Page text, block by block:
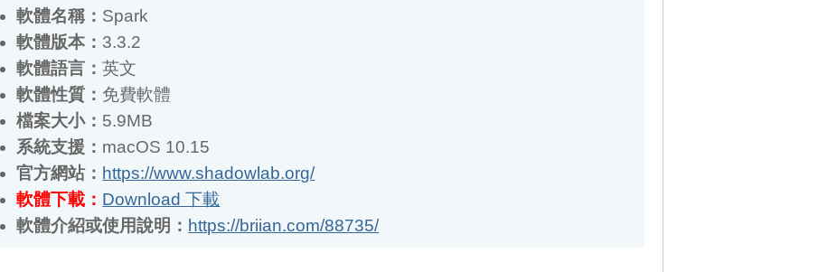
軟體版本：3.3.2
軟體語言：英文
軟體性質：免費軟體
檔案大小：5.9MB
系統支援： macOS 10.15
官方網站：https://www.shadowlab.org/
軟體下載： Download 下載
軟體介紹或使用說明：https://briian.com/88735/